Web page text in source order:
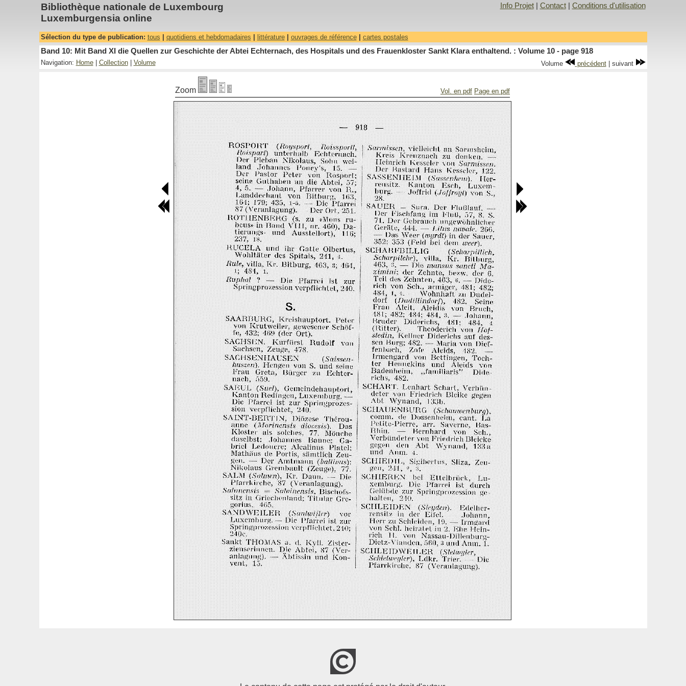
Bibliothèque nationale de Luxembourg
Luxemburgensia online
Info Projet| Contact| Conditions d'utilisation
Sélection du type de publication: tous quotidiens et hebdomadaires littérature| ouvrages de référence| cartes postales
Band 10: Mit Band XI die Quellen zur Geschichte der Abtei Echternach, des Hospitals und des Frauenkloster Sankt Klara enthaltend. : Volume 10 - page 918
Navigation: Home| Collection| Volume Volume précédent| suivant
Zoom Vol. en pdf Page en pdf